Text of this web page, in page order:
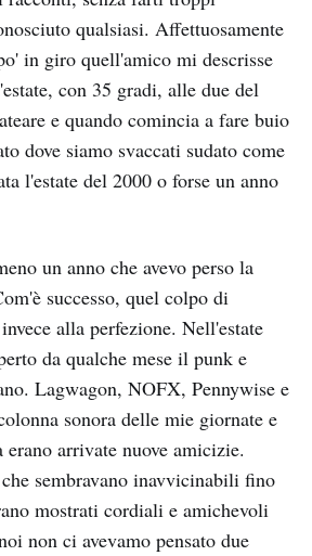
qualsiasi. Affettuosamente
in giro quell'amico mi descrisse
con 35 gradi, alle due del
e quando comincia a fare buio
dove siamo svaccati sudato come
l'estate del 2000 o forse un anno
un anno che avevo perso la
successo, quel colpo di
alla perfezione. Nell'estate
da qualche mese il punk e
Lagwagon, NOFX, Pennywise e
sonora delle mie giornate e
arrivate nuove amicizie.
sembravano inavvicinabili fino
mostrati cordiali e amichevoli
non ci avevamo pensato due